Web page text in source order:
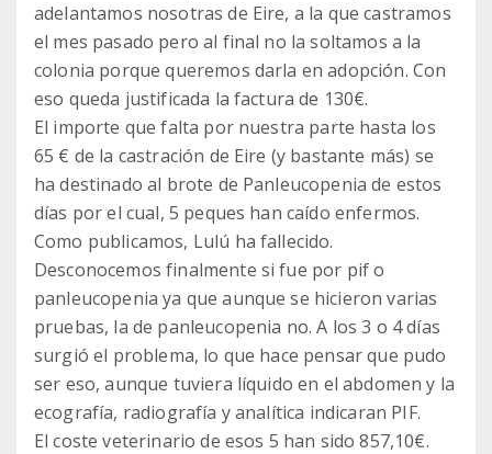
adelantamos nosotras de Eire, a la que castramos
el mes pasado pero al final no la soltamos a la
colonia porque queremos darla en adopción. Con
eso queda justificada la factura de 130€.
El importe que falta por nuestra parte hasta los
65 € de la castración de Eire (y bastante más) se
ha destinado al brote de Panleucopenia de estos
días por el cual, 5 peques han caído enfermos.
Como publicamos, Lulú ha fallecido.
Desconocemos finalmente si fue por pif o
panleucopenia ya que aunque se hicieron varias
pruebas, la de panleucopenia no. A los 3 o 4 días
surgió el problema, lo que hace pensar que pudo
ser eso, aunque tuviera líquido en el abdomen y la
ecografía, radiografía y analítica indicaran PIF.
El coste veterinario de esos 5 han sido 857,10€.